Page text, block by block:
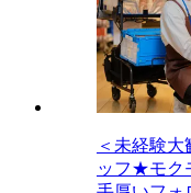
＜未経験
ッフ★モク